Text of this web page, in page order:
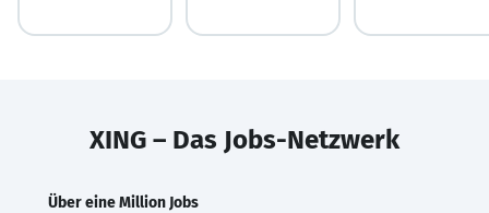
XING – Das Jobs-Netzwerk
Über eine Million Jobs